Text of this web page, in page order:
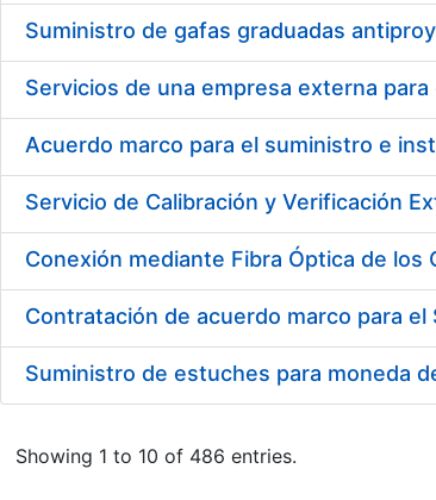
Show/Hide
Acuerdo marco para el suministro e
Suministro de estuches para moneda
Showing 1 to 10 of 486 entries.